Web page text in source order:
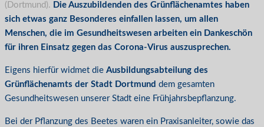
(Dortmund). Die Auszubildenden des Grünflächenamtes haben
sich etwas ganz Besonderes einfallen lassen, um allen
Menschen, die im Gesundheitswesen arbeiten ein Dankeschön
für ihren Einsatz gegen das Corona-Virus auszusprechen.
Eigens hierfür widmet die Ausbildungsabteilung des
Grünflächenamts der Stadt Dortmund dem gesamten
Gesundheitswesen unserer Stadt eine Frühjahrsbepflanzung.
Bei der Pflanzung des Beetes waren ein Praxisanleiter, sowie das